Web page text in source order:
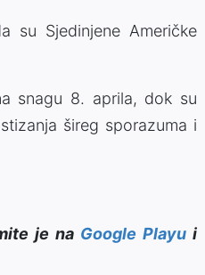
su Sjedinjene Američke
snagu 8. aprila, dok su
šireg sporazuma i
je na Google Playui